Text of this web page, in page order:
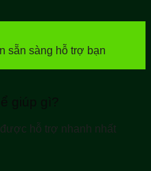
sẵn sàng hỗ trợ bạn
giúp gì?
hỗ trợ nhanh nhất